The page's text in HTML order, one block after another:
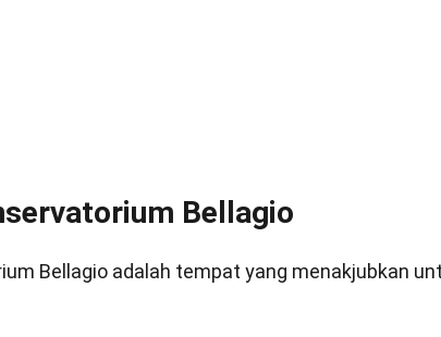
Bellagio
Bellagio adalah tempat yang menakjubkan